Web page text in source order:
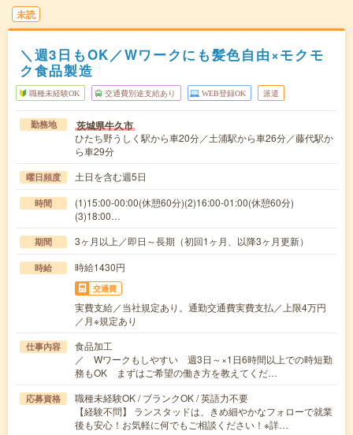
未読
＼週3日もOK／Wワークにも髪色自由×モクモ
ク食品製造
職種未経験OK 交通費別途支給あり WEB登録OK 派遣
勤務地 茨城県牛久市
ひたち野うしく駅から車20分／土浦駅から車26分／藤代駅か
ら車29分
曜日頻度 土日を含む週5日
時間
(1)15:00-00:00(休憩60分)(2)16:00-01:00(休憩60分)
(3)18:00…
期間 3ヶ月以上／即日～長期（初回1ヶ月、以降3ヶ月更新）
時給 時給1430円
交通費
実費支給／当社規定あり。通勤交通費実費支払／上限4万円
／月※規定あり
仕事内容
食品加工
／ Wワークもしやすい 週3日～×1日6時間以上での時短勤
務もOK まずはご希望の働き方を教えてくだ…
応募資格
職種未経験OK / ブランクOK / 英語力不要
【経験不問】 ランスタッドは、きめ細やかなフォローで就業
後も安心！お気軽に何でもご相談ください！※詳…